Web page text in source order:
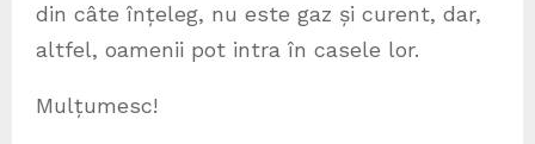
din câte înțeleg, nu este gaz și curent, dar,
altfel, oamenii pot intra în casele lor.
Mulțumesc!